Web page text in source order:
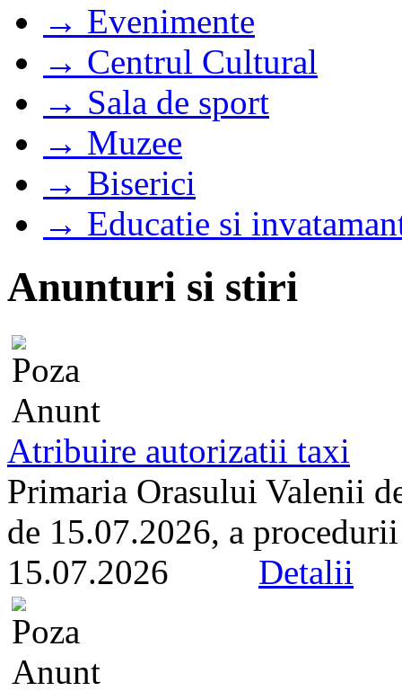
→ Evenimente
→ Centrul Cultural
→ Sala de sport
→ Muzee
→ Biserici
→ Educatie si
Anunturi si stiri
Atribuire autorizatii taxi
Primaria Orasului Valenii
de 15.07.2026, a
15.07.2026 Detalii